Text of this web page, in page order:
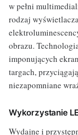
w pełni
rodzaj
obrazu.
imponujących
targach,
niezapomniane
Wykorzystanie
Wydajne i